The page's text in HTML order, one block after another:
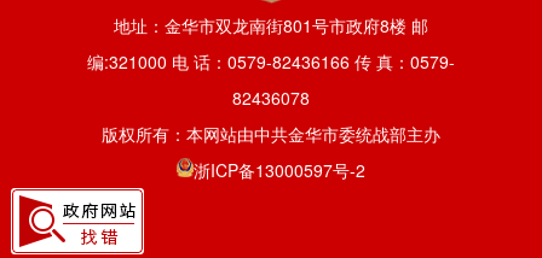
地址：金华市双龙南街801号市政府8楼 邮
编:321000 电 话：0579-82436166 传 真：0579-
82436078
版权所有：本网站由中共金华市委统战部主办
浙ICP备13000597号-2